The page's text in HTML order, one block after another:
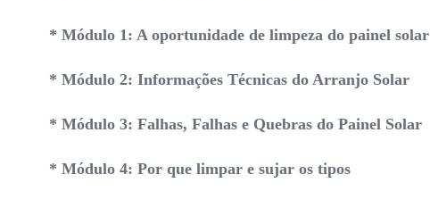
* Módulo 1: A oportunidade de limpeza do painel solar
* Módulo 2: Informações Técnicas do Arranjo Solar
* Módulo 3: Falhas, Falhas e Quebras do Painel Solar
* Módulo 4: Por que limpar e sujar os tipos